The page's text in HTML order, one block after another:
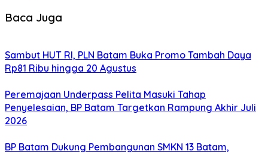
Baca Juga
Sambut HUT RI, PLN Batam Buka Promo Tambah Daya
Rp81 Ribu hingga 20 Agustus
Peremajaan Underpass Pelita Masuki Tahap
Penyelesaian, BP Batam Targetkan Rampung Akhir Juli
2026
BP Batam Dukung Pembangunan SMKN 13 Batam,